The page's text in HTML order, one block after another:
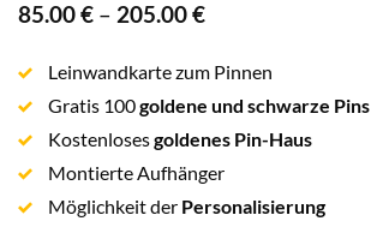
85.00€ – 205.00€
Leinwandkarte zum Pinnen
Gratis 100goldene und schwarze Pins
Kostenlosesgoldenes Pin-Haus
Montierte Aufhänger
Möglichkeit der Personalisierung